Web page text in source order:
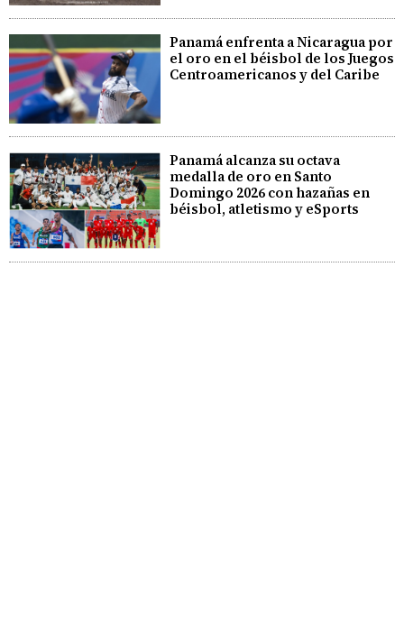
Panamá enfrenta a Nicaragua por
el oro en el béisbol de los Juegos
Centroamericanos y del Caribe
Panamá alcanza su octava
medalla de oro en Santo
Domingo 2026 con hazañas en
béisbol, atletismo y eSports